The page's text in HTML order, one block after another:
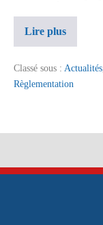
Lire plus
Classé sous : Actualités
Règlementation